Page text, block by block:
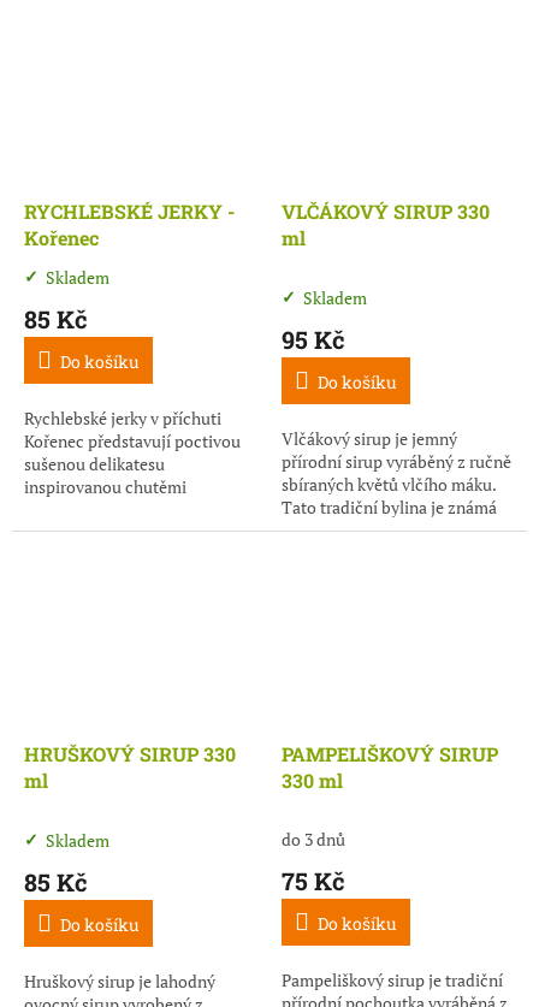
RYCHLEBSKÉ JERKY -
Kořenec
Průměrné
produktu
5,0
5
hvězdiček.
Skladem
85 Kč
Do košíku
Rychlebské jerky v příchuti
Kořenec představují poctivou
sušenou delikatesu
inspirovanou chutěmi
kvalitního masa jsou naloženy
VLČÁKOVÝ SIRUP 330
ml
Skladem
95 Kč
Do košíku
Vlčákový sirup je jemný
přírodní sirup vyráběný z ručně
sbíraných květů vlčího máku.
Tato tradiční bylina je známá
svou schopností zklidňovat
HRUŠKOVÝ SIRUP 330
ml
Skladem
85 Kč
Do košíku
Hruškový sirup je lahodný
PAMPELIŠKOVÝ SIRUP
330 ml
do 3 dnů
75 Kč
Do košíku
Pampeliškový sirup je tradiční